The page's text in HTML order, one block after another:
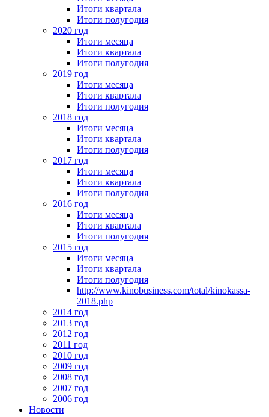
Итоги квартала
Итоги полугодия
2020 год
Итоги месяца
Итоги квартала
Итоги полугодия
2019 год
Итоги месяца
Итоги квартала
Итоги полугодия
2018 год
Итоги месяца
Итоги квартала
Итоги полугодия
2017 год
Итоги месяца
Итоги квартала
Итоги полугодия
2016 год
Итоги месяца
Итоги квартала
Итоги полугодия
2015 год
Итоги месяца
Итоги квартала
Итоги полугодия
http://www.kinobusiness.com/total/kinokassa-
2018.php
2014 год
2013 год
2012 год
2011 год
2010 год
2009 год
2008 год
2007 год
2006 год
Новости